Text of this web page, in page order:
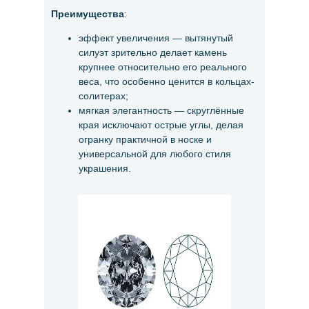
Преимущества:
эффект увеличения — вытянутый
силуэт зрительно делает камень
крупнее относительно его реального
веса, что особенно ценится в кольцах-
солитерах;
мягкая элегантность — скруглённые
края исключают острые углы, делая
огранку практичной в носке и
универсальной для любого стиля
украшения.